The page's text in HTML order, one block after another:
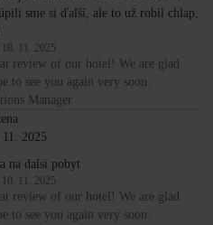
sme si ďalší, ale to už robil chlap,
11. 2025
review of our hotel! We are glad
to see you again very soon.
Manager
2025
na dalsi pobyt
11. 2025
review of our hotel! We are glad
to see you again very soon.